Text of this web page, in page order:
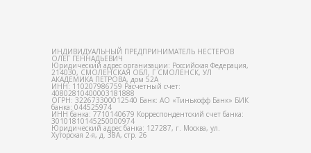
ИНДИВИДУАЛЬНЫЙ ПРЕДПРИНИМАТЕЛЬ НЕСТЕРОВ
ОЛЕГ ГЕННАДЬЕВИЧ
Юридический адрес организации: Российская Федерация,
214030, СМОЛЕНСКАЯ ОБЛ, Г СМОЛЕНСК, УЛ
АКАДЕМИКА ПЕТРОВА, дом 52А
ИНН: 110207986759 Расчетный счет:
40802810400003181888
ОГРН: 322673300012540 Банк: АО «Тинькофф Банк» БИК
банка: 044525974
ИНН банка: 7710140679 Корреспондентский счет банка:
30101810145250000974
Юридический адрес банка: 127287, г. Москва, ул.
Хуторская 2-я, д. 38А, стр. 26